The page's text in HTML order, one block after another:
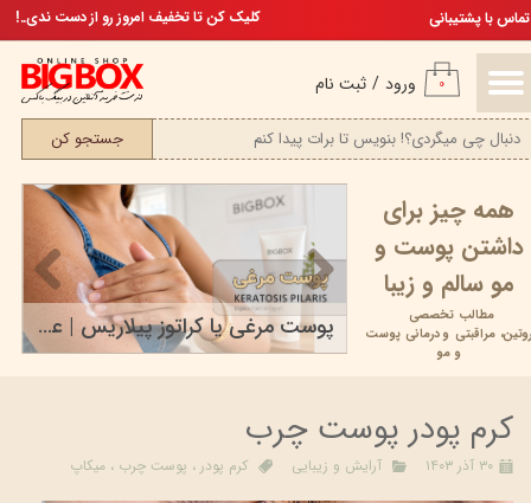
ورود / ثبت نام
حساب کاربری من
تغییر گذر واژه
سفارشات
خروج از حساب کاربری
۰
جستجو کن
تخفیف ویژه، برای مامان خوشگلمکلیک کن تا تخفیف امروز رو از دست ندی..! تماس با پشتیبانی
پوست مرغی یا کراتوز پیلاریس | علت، علائم، درمان و... محصولات مراقبت پوستی بیومیمتیک
همه چیز برای
داشتن پوست و
مو سالم و زیبا
روتین،مراقبتی ودرمانی پوست
و مو
کرم پودر پوست چرب
۳۰ آذر ۱۴۰۳ آرایش و زیبایی کرم پودر ، پوست چرب ، میکاپ